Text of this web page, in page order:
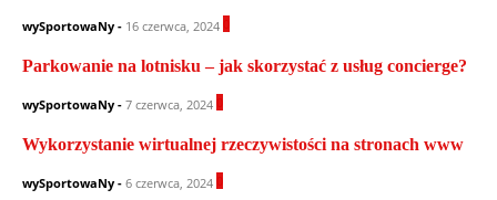
wySportowaNy - 16 czerwca, 2024
Parkowanie na lotnisku – jak skorzystać z usług concierge?
wySportowaNy - 7 czerwca, 2024
Wykorzystanie wirtualnej rzeczywistości na stronach www
wySportowaNy - 6 czerwca, 2024